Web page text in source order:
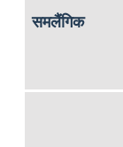
समलैंगिक